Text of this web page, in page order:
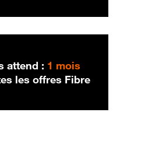
attend : 1 mois
les offres Fibre